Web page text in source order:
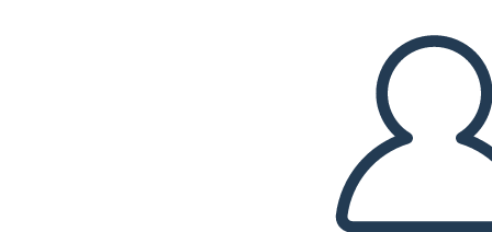
טקסט ראיות 3 עכביש Cell
העתק את לוח התכנון הזה